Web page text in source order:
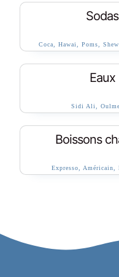
Sodas
Coca, Hawai, Poms,
Eaux
Sidi Ali,
Boissons
Expresso, Américain,